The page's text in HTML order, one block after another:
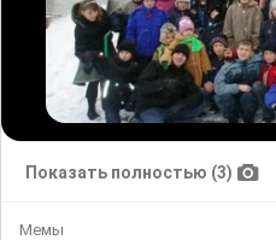
Показать полностью (3)
Мемы